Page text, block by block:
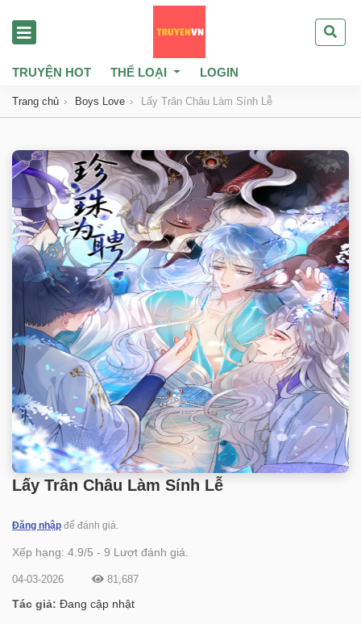
TRUYỆN HOT THỂ LOẠI LOGIN
Trang chủ Boys Love Lấy Trân Châu Làm Sính Lễ
Lấy Trân Châu Làm Sính Lễ
Đăng nhập để đánh giá.
Xếp hạng: 4.9/5 - 9 Lượt đánh giá.
04-03-2026 81,687
Tác giả: Đang cập nhật